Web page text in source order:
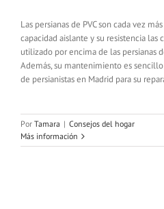
Las persianas de PVC son cada vez
capacidad aislante y su resistencia
utilizado por encima de las persianas
Además, su mantenimiento es
de persianistas en Madrid para su
Por Tamara | Consejos del hogar
Más información